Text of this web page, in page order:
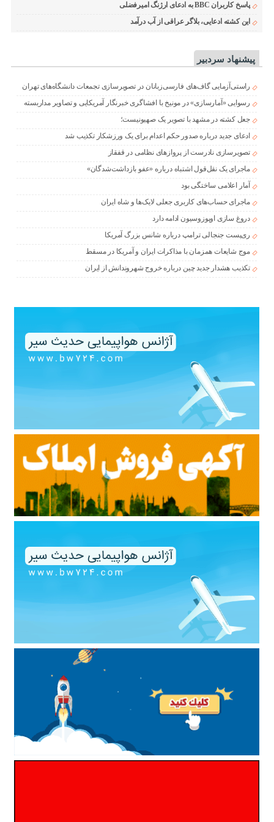
پاسخ کاربران BBC به ادعای ارژنگ امیرفضلی
این کشته ادعایی، بلاگر عراقی از آب درآمد
پیشنهاد سردبیر
راستی‌آزمایی گاف‌های فارسی‌زبانان در تصویرسازی تجمعات دانشگاه‌های تهران
رسوایی «آمارسازی» در مونیخ با افشاگری خبرنگار آمریکایی و تصاویر مداربسته
جعل کشته در مشهد با تصویر یک صهیونیست؛
ادعای جدید درباره صدور حکم اعدام برای یک ورزشکار تکذیب شد
تصویرسازی نادرست از پروازهای نظامی در قفقاز
ماجرای یک نقل‌قول اشتباه درباره «عفو بازداشت‌شدگان»
آمار اعلامی ساختگی بود
ماجرای حساب‌های کاربری جعلی لایک‌ها و شاه ایران
دروغ سازی اوپوزوسیون ادامه دارد
ری‌پست جنجالی ترامپ درباره شانس بزرگ آمریکا
موج شایعات همزمان با مذاکرات ایران و آمریکا در مسقط
تکذیب هشدار جدید چین درباره خروج شهروندانش از ایران